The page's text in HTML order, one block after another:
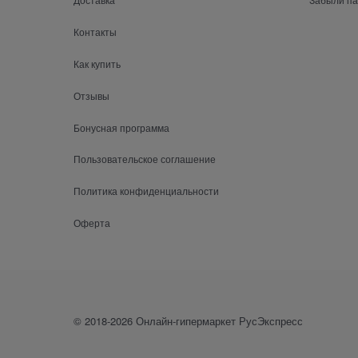
Контакты
Как купить
Отзывы
Бонусная программа
Пользовательское соглашение
Политика конфиденциальности
Оферта
© 2018-2026 Онлайн-гипермаркет РусЭкспресс